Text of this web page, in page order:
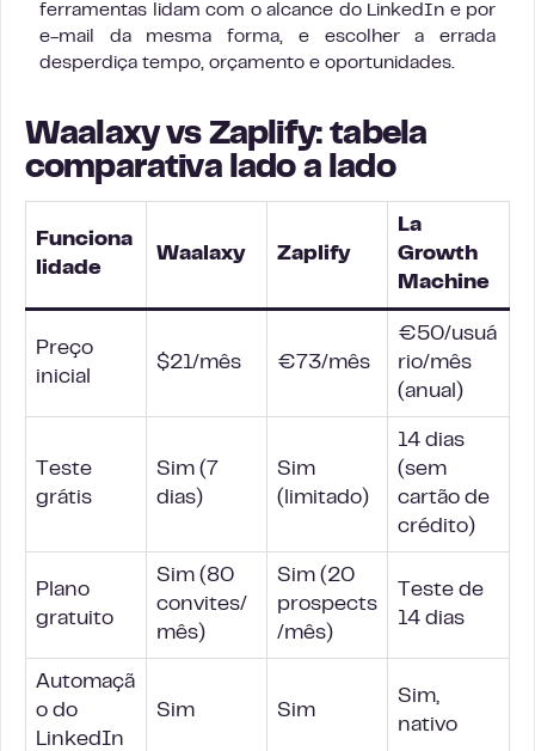
ferramentas lidam com o alcance do LinkedIn e por
e-mail da mesma forma, e escolher a errada
desperdiça tempo, orçamento e oportunidades.
Waalaxy vs Zaplify: tabela
comparativa lado a lado
Funciona
lidade
Waalaxy Zaplify
La
Growth
Machine
Preço
inicial
$21/mês €73/mês
€50/usuá
rio/mês
(anual)
Teste
grátis
Sim (7
dias)
Sim
(limitado)
14 dias
(sem
cartão de
crédito)
Plano
gratuito
Sim (80
convites/
mês)
Sim (20
prospects
/mês)
Teste de
14 dias
Automaçã
o do
LinkedIn
Sim Sim
Sim,
nativo